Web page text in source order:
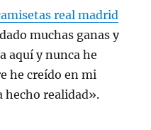
real madrid
muchas ganas y
aquí y nunca he
he creído en mi
hecho realidad».